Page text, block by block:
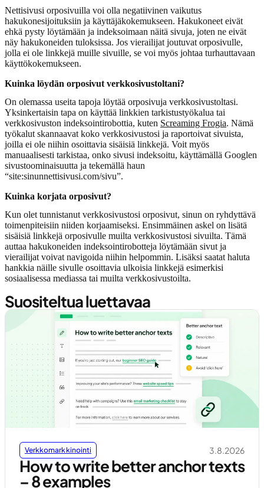
Nettisivusi orposivuilla voi olla negatiivinen vaikutus
hakukonesijoituksiin ja käyttäjäkokemukseen. Hakukoneet eivät
ehkä pysty löytämään ja indeksoimaan näitä sivuja, joten ne eivät
näy hakukoneiden tuloksissa. Jos vierailijat joutuvat orposivulle,
jolla ei ole linkkejä muille sivuille, se voi myös johtaa turhauttavaan
käyttökokemukseen.
Kuinka löydän orposivut verkkosivustoltani?
On olemassa useita tapoja löytää orposivuja verkkosivustoltasi.
Yksinkertaisin tapa on käyttää linkkien tarkistustyökalua tai
verkkosivuston indeksointirobottia, kuten Screaming Frogia. Nämä
työkalut skannaavat koko verkkosivustosi ja raportoivat sivuista,
joilla ei ole niihin osoittavia sisäisiä linkkejä. Voit myös
manuaalisesti tarkistaa, onko sivusi indeksoitu, käyttämällä Googlen
sivustoominaisuutta ja tekemällä haun
“site:sinunnettisivusi.com/sivu”.
Kuinka korjata orposivut?
Kun olet tunnistanut verkkosivustosi orposivut, sinun on ryhdyttävä
toimenpiteisiin niiden korjaamiseksi. Ensimmäinen askel on lisätä
sisäisiä linkkejä orposivulle muilta verkkosivustosi sivuilta. Tämä
auttaa hakukoneiden indeksointirobotteja löytämään sivut ja
vierailijat voivat navigoida niihin helpommin. Lisäksi saatat haluta
hankkia näille sivulle osoittavia ulkoisia linkkejä esimerkisi
sosiaalisessa mediassa tai muilta verkkosivustoilta.
Suositeltua luettavaa
Verkkomarkkinointi 3.8.2026
How to write better anchor texts
– 8 examples